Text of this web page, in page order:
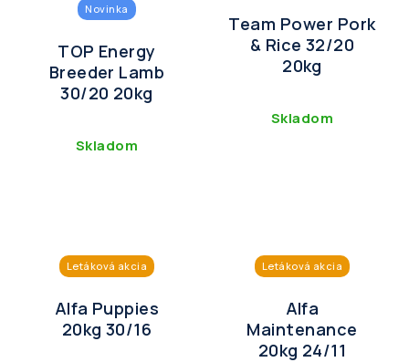
Novinka
TOP Energy
Breeder Lamb
30/20 20kg
Skladom
Team Power Pork
& Rice 32/20
20kg
Skladom
Letáková akcia
Alfa Puppies
20kg 30/16
Letáková akcia
Alfa
Maintenance
20kg 24/11